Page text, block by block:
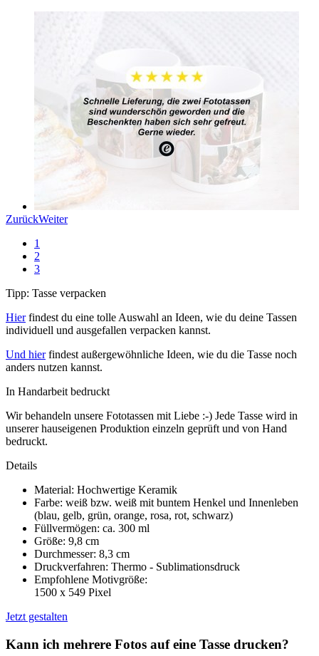
ZurückWeiter
1
2
3
Tipp: Tasse verpacken
Hierfindest du eine tolle Auswahl an Ideen, wie du deine Tassen
individuell und ausgefallen verpacken kannst.
Und hierfindest außergewöhnliche Ideen, wie du die Tasse noch
anders nutzen kannst.
In Handarbeit bedruckt
Wir behandeln unsere Fototassen mit Liebe :-) Jede Tasse wird in
unserer hauseigenen Produktion einzeln geprüft und von Hand
bedruckt.
Details
Material: Hochwertige Keramik
Farbe: weiß bzw. weiß mit buntem Henkel und Innenleben
(blau, gelb, grün, orange, rosa, rot, schwarz)
Füllvermögen: ca. 300 ml
Größe: 9,8 cm
Durchmesser: 8,3 cm
Druckverfahren: Thermo - Sublimationsdruck
Empfohlene Motivgröße:
1500 x 549 Pixel
Jetzt gestalten
Kann ich mehrere Fotos auf eine Tasse drucken?